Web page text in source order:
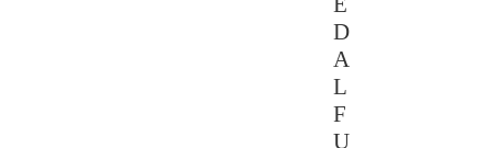
D
A
L
F
U